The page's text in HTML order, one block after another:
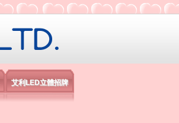
艾利LED立體招牌